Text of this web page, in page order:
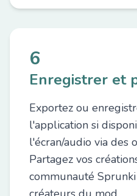
6
Enregistrer et
Exportez ou
l'application si
l'écran/audio via des
Partagez vos
communauté